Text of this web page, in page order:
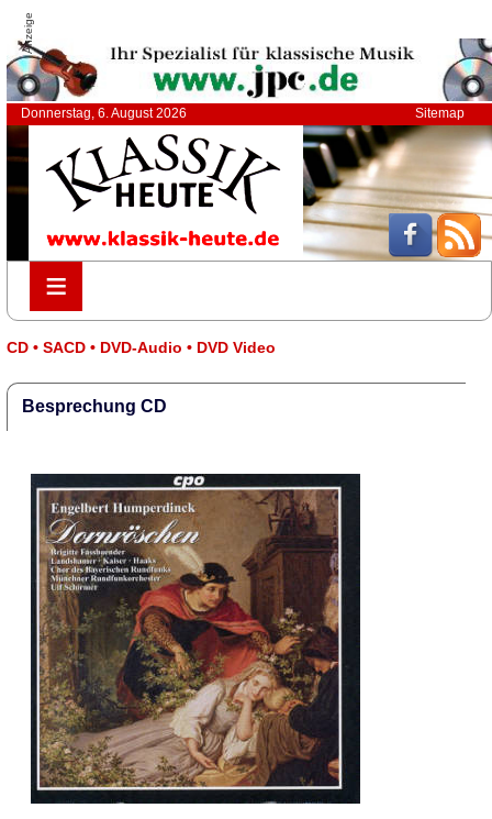
Anzeige
Donnerstag, 6. August 2026 Sitemap
≡
≡
CD • SACD • DVD-Audio • DVD Video
Besprechung CD